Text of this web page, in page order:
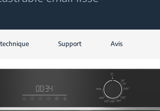
Support Avis